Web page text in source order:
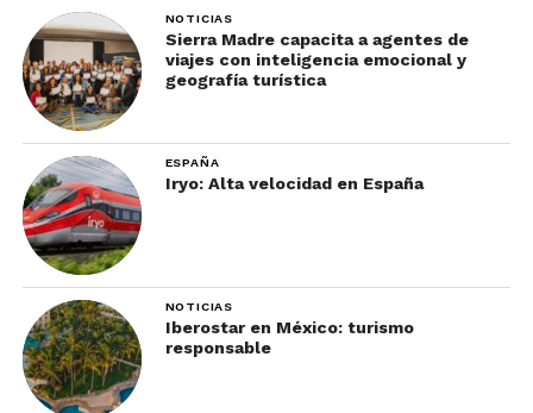
NOTICIAS
Sierra Madre capacita a agentes de
viajes con inteligencia emocional y
geografía turística
ESPAÑA
Iryo: Alta velocidad en España
NOTICIAS
Iberostar en México: turismo
responsable